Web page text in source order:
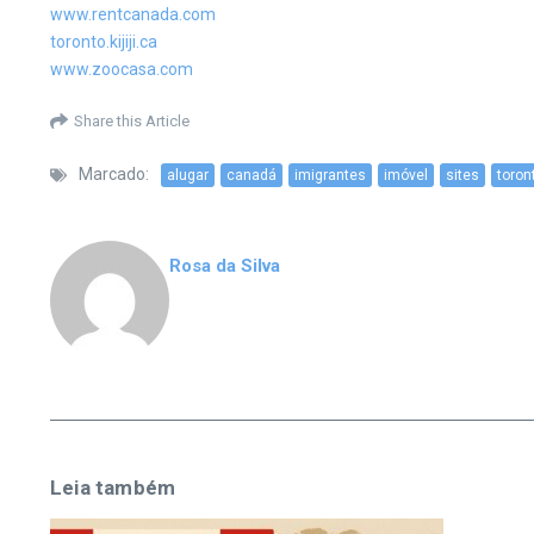
www.rentcanada.com
toronto.kijiji.ca
www.zoocasa.com
Share this Article
Marcado: alugar canadá imigrantes imóvel sites
Rosa da Silva
Leia também